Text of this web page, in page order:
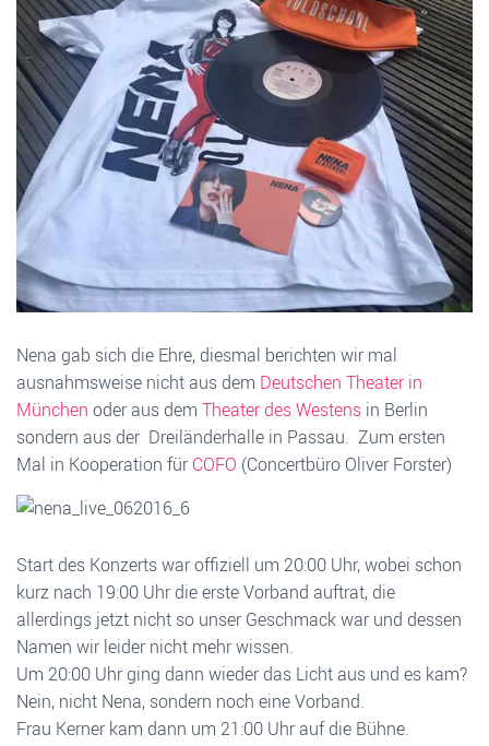
L
T
E
N
Nena gab sich die Ehre, diesmal berichten wir mal
ausnahmsweise nicht aus dem Deutschen Theater in
München oder aus dem Theater des Westens in Berlin
sondern aus der Dreiländerhalle in Passau. Zum ersten
Mal in Kooperation fürCOFO (Concertbüro Oliver Forster)
Start des Konzerts war offiziell um 20:00 Uhr, wobei schon
kurz nach 19:00 Uhr die erste Vorband auftrat, die
allerdings jetzt nicht so unser Geschmack war und dessen
Namen wir leider nicht mehr wissen.
Um 20:00 Uhr ging dann wieder das Licht aus und es kam?
Nein, nicht Nena, sondern noch eine Vorband.
Frau Kerner kam dann um 21:00 Uhr auf die Bühne.